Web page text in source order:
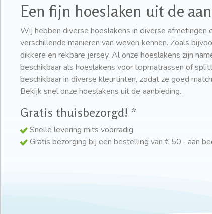
Een fijn hoeslaken uit de
Wij hebben diverse hoeslakens in diverse afmetingen
verschillende manieren van weven kennen. Zoals
dikkere en rekbare jersey. Al onze hoeslakens zijn
beschikbaar als hoeslakens voor topmatrassen of
beschikbaar in diverse kleurtinten, zodat ze goed
Bekijk snel onze hoeslakens uit de aanbieding..
Gratis thuisbezorgd! *
Snelle levering mits voorradig
Gratis bezorging bij een bestelling van € 50,- aan